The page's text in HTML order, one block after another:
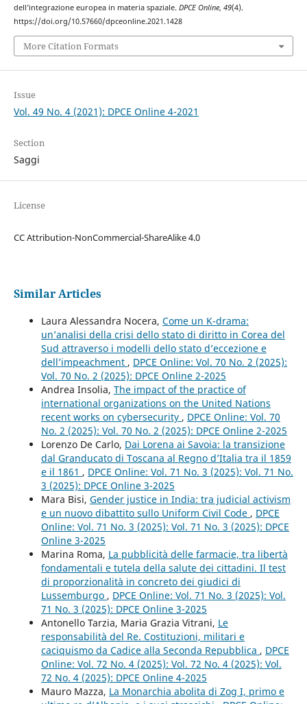
dell’integrazione europea in materia spaziale. DPCE Online, 49(4).
https://doi.org/10.57660/dpceonline.2021.1428
More Citation Formats
Issue
Vol. 49 No. 4 (2021): DPCE Online 4-2021
Section
Saggi
License
CC Attribution-NonCommercial-ShareAlike 4.0
Similar Articles
Laura Alessandra Nocera, Come un K-drama:
un’analisi della crisi dello stato di diritto in Corea del
Sud attraverso i modelli dello stato d’eccezione e
dell’impeachment , DPCE Online: Vol. 70 No. 2 (2025):
Vol. 70 No. 2 (2025): DPCE Online 2-2025
Andrea Insolia, The impact of the practice of
international organizations on the United Nations
recent works on cybersecurity , DPCE Online: Vol. 70
No. 2 (2025): Vol. 70 No. 2 (2025): DPCE Online 2-2025
Lorenzo De Carlo, Dai Lorena ai Savoia: la transizione
dal Granducato di Toscana al Regno d’Italia tra il 1859
e il 1861 , DPCE Online: Vol. 71 No. 3 (2025): Vol. 71 No.
3 (2025): DPCE Online 3-2025
Mara Bisi, Gender justice in India: tra judicial activism
e un nuovo dibattito sullo Uniform Civil Code , DPCE
Online: Vol. 71 No. 3 (2025): Vol. 71 No. 3 (2025): DPCE
Online 3-2025
Marina Roma, La pubblicità delle farmacie, tra libertà
fondamentali e tutela della salute dei cittadini. Il test
di proporzionalità in concreto dei giudici di
Lussemburgo , DPCE Online: Vol. 71 No. 3 (2025): Vol.
71 No. 3 (2025): DPCE Online 3-2025
Antonello Tarzia, Maria Grazia Vitrani, Le
responsabilità del Re. Costituzioni, militari e
caciquismo da Cadice alla Seconda Repubblica , DPCE
Online: Vol. 72 No. 4 (2025): Vol. 72 No. 4 (2025): Vol.
72 No. 4 (2025): DPCE Online 4-2025
Mauro Mazza, La Monarchia abolita di Zog I, primo e